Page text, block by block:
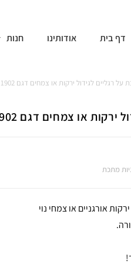
דף בית אודותינו חנות
רגליים לגידול ירקות או צמחים דגם 1902 קרם
או צמחים דגם 1902 קרם
מתכת
אורגניים או צמחי נוי